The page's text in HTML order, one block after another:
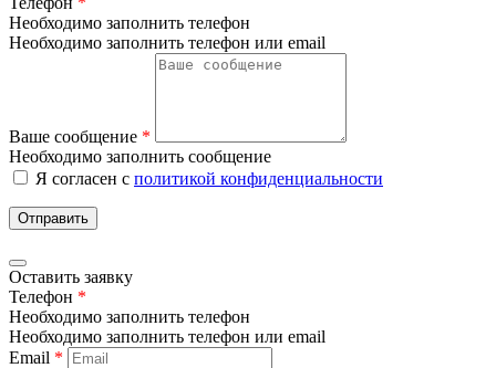
Необходимо заполнить телефон
Необходимо заполнить телефон или email
Ваше сообщение *
Необходимо заполнить сообщение
Я согласен с политикой конфиденциальности
Отправить
Оставить заявку
Телефон *
Необходимо заполнить телефон
Необходимо заполнить телефон или email
Email *